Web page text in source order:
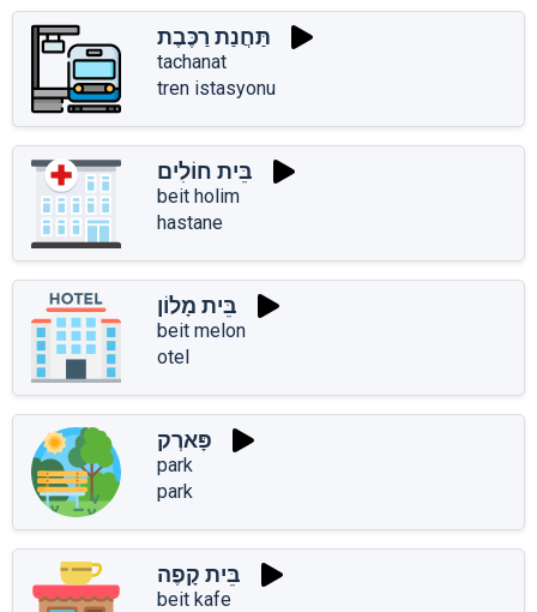
תַּחֲנַת רַכֶּבֶת
tachanat
tren istasyonu
בֵּית חוֹלִים
beit holim
hastane
בֵּית מָלוֹן
beit melon
otel
פָּארְק
park
park
בֵּית קָפֶה
beit kafe